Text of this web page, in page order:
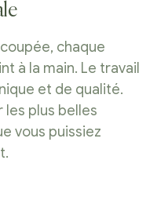
chaque
à la main. Le travail
et de qualité.
les plus belles
vous puissiez